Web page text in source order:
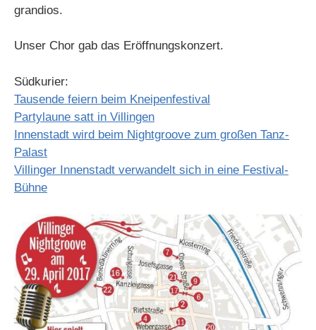
grandios.
Unser Chor gab das Eröffnungskonzert.
Südkurier:
Tausende feiern beim Kneipenfestival
Partylaune satt in Villingen
Innenstadt wird beim Nightgroove zum großen Tanz-
Palast
Villinger Innenstadt verwandelt sich in eine Festival-
Bühne